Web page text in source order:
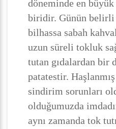
döneminde en
biridir. Günün belirli
bilhassa sabah
uzun süreli tokluk
tutan gıdalardan bir
patatestir.
sindirim sorunları
olduğumuzda
aynı zamanda tok